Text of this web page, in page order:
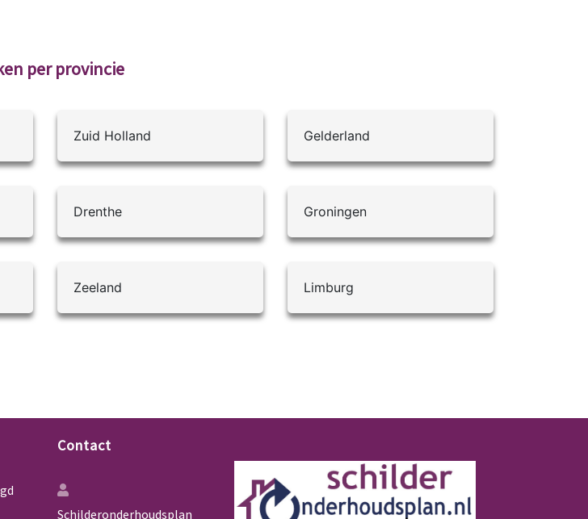
per provincie
Zuid Holland Gelderland
Drenthe Groningen
Zeeland Limburg
Contact
Schilderonderhoudsplan